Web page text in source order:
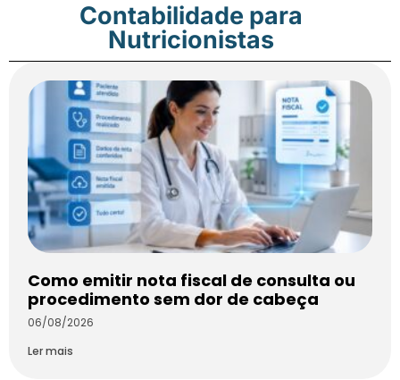
Contabilidade para
Nutricionistas
Como emitir nota fiscal de consulta ou
procedimento sem dor de cabeça
06/08/2026
Ler mais